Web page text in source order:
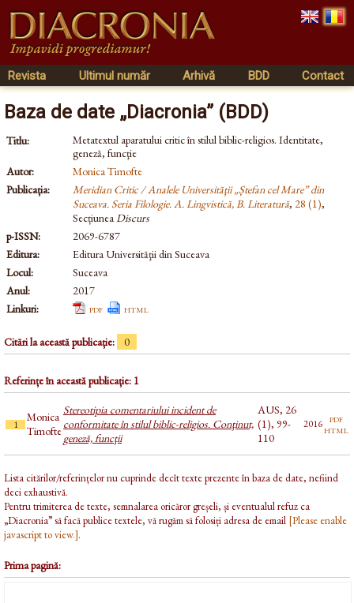
Revista Ultimul număr Arhivă BDD Contact
Baza de date „Diacronia” (BDD)
Titlu:
Metatextul aparatului critic în stilul biblic-religios. Identitate,
geneză, funcţie
Autor:
Monica Timofte
Publicația:
Meridian Critic / Analele Universităţii „Ștefan cel Mare” din
Suceava. Seria Filologie. A. Lingvistică, B. Literatură, 28 (1),
SecțiuneaDiscurs
p-ISSN:
2069-6787
Editura:
Editura Universităţii din Suceava
Locul:
Suceava
Anul:
2017
Linkuri:
pdf html
Citări la această publicație: 0
Referințe în această publicație: 1
1
Monica
Timofte
Stereotipia comentariului incident de
conformitate în stilul biblic-religios. Conţinut,
geneză, funcţii
AUS, 26
(1), 99-
110
2016 pdf
html
Lista citărilor/referințelor nu cuprinde decît texte prezente în baza de date, nefiind
deci exhaustivă.
Pentru trimiterea de texte, semnalarea oricăror greșeli, și eventualul refuz ca
„Diacronia” să facă publice textele, vă rugăm să folosiți adresa de email [Please enable
javascript to view.].
Prima pagină: